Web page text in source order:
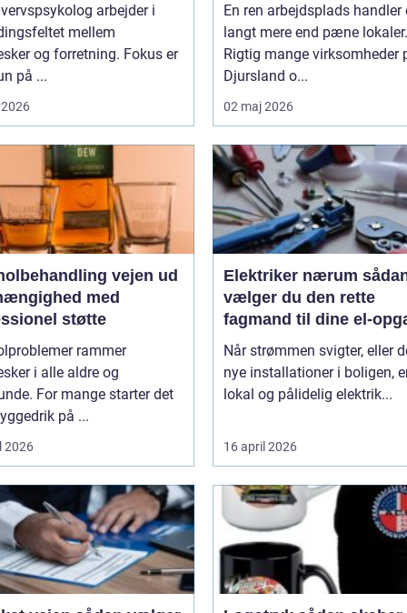
arbejder i
mellem
og forretning. Fokus er
på ...
En ren arbejdsplads handler
langt mere end pæne lokaler.
Rigtig mange virksomheder
Djursland o...
02 maj 2026
vejen ud
med
støtte
rammer
i alle aldre og
For mange starter det
på ...
2026
Elektriker nærum sådan
vælger du den rette
fagmand til dine el-
Når strømmen svigter, eller
nye installationer i boligen,
lokal og pålidelig elektrik...
16 april 2026